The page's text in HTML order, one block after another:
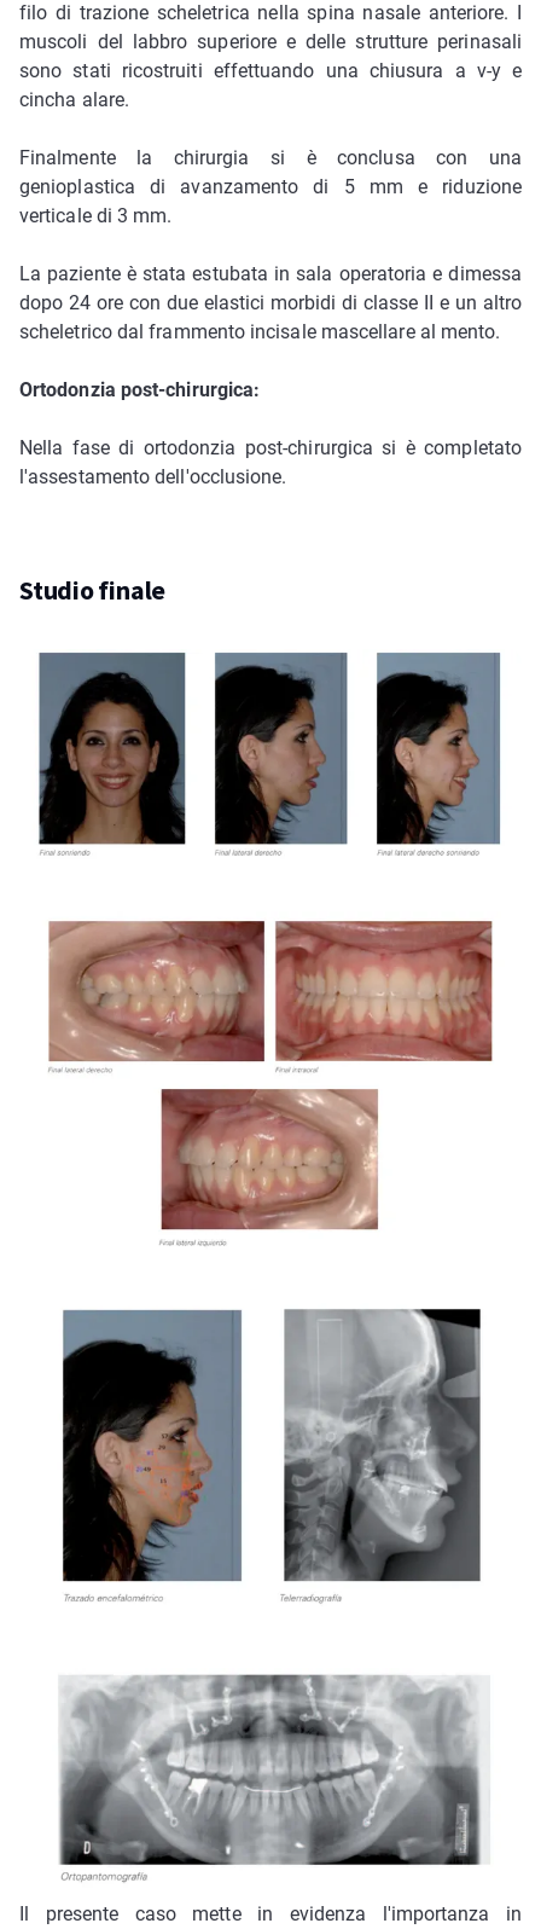
filo di trazione scheletrica nella spina nasale anteriore. I
muscoli del labbro superiore e delle strutture perinasali
sono stati ricostruiti effettuando una chiusura a v-y e
cincha alare.
Finalmente la chirurgia si è conclusa con una
genioplastica di avanzamento di 5 mm e riduzione
verticale di 3 mm.
La paziente è stata estubata in sala operatoria e dimessa
dopo 24 ore con due elastici morbidi di classe II e un altro
scheletrico dal frammento incisale mascellare al mento.
Ortodonzia post-chirurgica:
Nella fase di ortodonzia post-chirurgica si è completato
l'assestamento dell'occlusione.
Studio finale
Il presente caso mette in evidenza l'importanza in